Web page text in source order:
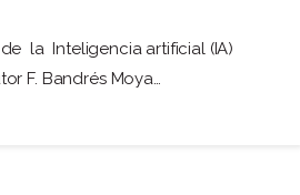
la Inteligencia artificial (IA)
F. Bandrés Moya…